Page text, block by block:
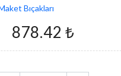
Bıçakları
878.42 ₺